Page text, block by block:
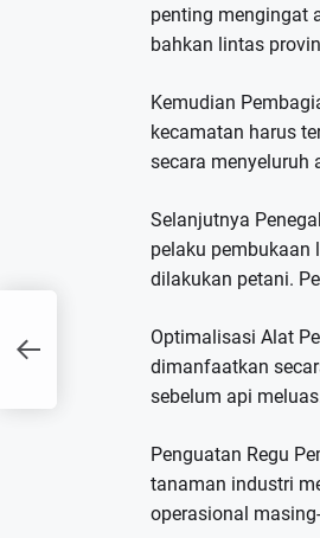
penting mengingat
bahkan lintas
Kemudian
kecamatan harus
secara menyeluruh
Selanjutnya
pelaku pembukaan
dilakukan petani.
Optimalisasi Alat
dimanfaatkan
sebelum api
Penguatan Regu
tanaman industri
operasional